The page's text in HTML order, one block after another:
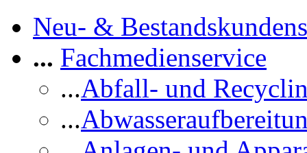
Neu- &
... Fachmedienservice
...Abfall- und
...